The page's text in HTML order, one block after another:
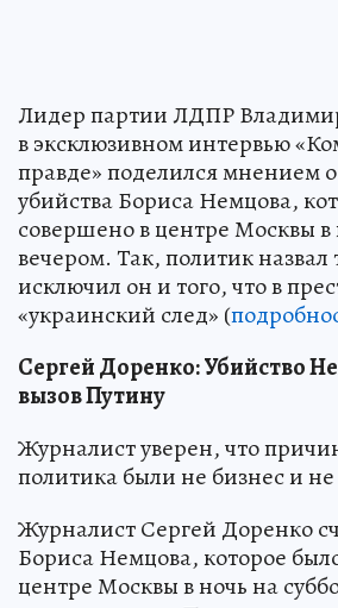
Лидер партии ЛДПР
в эксклюзивном интервью
правде» поделился мнением
убийства Бориса Немцова,
совершено в центре Москвы в
вечером. Так, политик
исключил он и того, что в
«украинский след» (
Сергей Доренко: Убийство
вызов Путину
Журналист уверен, что
политика были не бизнес и
Журналист Сергей Доренко
Бориса Немцова, которое
центре Москвы в ночь на